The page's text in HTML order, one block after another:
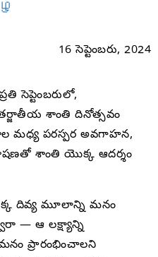
16 సెప్టెంబరు, 2024
సెప్టెంబరులో,
శాంతి దినోత్సవం
పరస్పర అవగాహన,
శాంతి యొక్క ఆదర్శం
దివ్య మూలాన్ని మనం
— ఆ లక్ష్యాన్ని
ప్రారంభించాలని